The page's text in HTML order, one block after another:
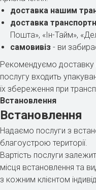
доставка нашим
доставка
Пошта», «Ін-Тайм»,
самовивіз - ви
Рекомендуємо
послугу входить
їх збереження при
Встановлення
Встановлення
Надаємо послуги з
благоустрою території.
Вартість послуги
місця встановлення та
з кожним клієнтом